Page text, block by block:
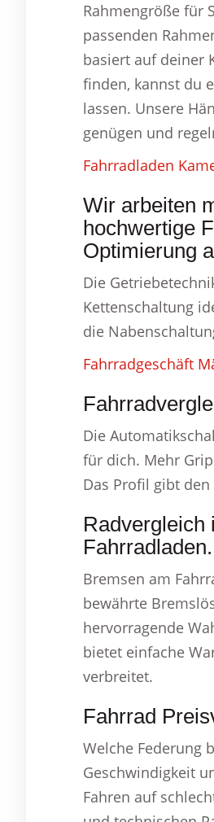
Rahmengröße für
passenden
basiert auf deiner
finden, kannst du
lassen. Unsere
genügen und
Fahrradladen
Wir arbeiten
hochwertige
Optimierung
Die
Kettenschaltung
die
Fahrradgeschäft
Die
für dich. Mehr
Das Profil gibt
Radvergleich
Fahrradladen.
Bremsen am
bewährte
hervorragende
bietet einfache
verbreitet.
Fahrrad
Welche Federung
Geschwindigkeit
Fahren auf